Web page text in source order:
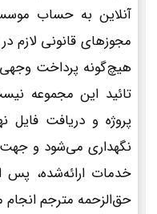
آنلاین به حساب
مجوزهای قانونی لازم
هیچ‌گونه پرداخت
تائید این مجموعه
پروژه و دریافت فایل
نگهداری می‌شود و
خدمات ارائه‌شده، پس
حق‌الزحمه مترجم